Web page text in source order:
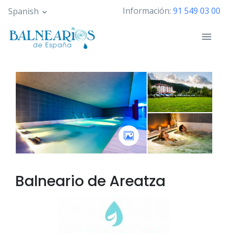
Pasar
contenido
principal
Spanish Información: 91 549 03 00
Balneario de Areatza